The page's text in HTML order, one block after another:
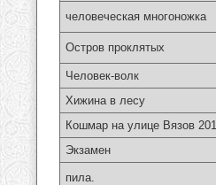
человеческая многоножка
Остров проклятых
Человек-волк
Хижина в лесу
Кошмар на улице Вязов
Экзамен
пила.